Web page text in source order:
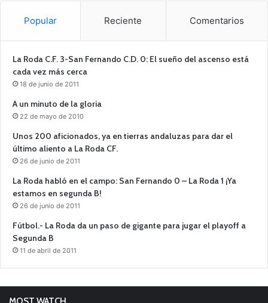
Popular Reciente Comentarios
La Roda C.F. 3-San Fernando C.D. 0: El sueño del ascenso está
cada vez más cerca
18 de junio de 2011
A un minuto de la gloria
22 de mayo de 2010
Unos 200 aficionados, ya en tierras andaluzas para dar el
último aliento a La Roda CF.
26 de junio de 2011
La Roda habló en el campo: San Fernando 0 – La Roda 1 ¡Ya
estamos en segunda B!
26 de junio de 2011
Fútbol.- La Roda da un paso de gigante para jugar el playoff a
Segunda B
11 de abril de 2011